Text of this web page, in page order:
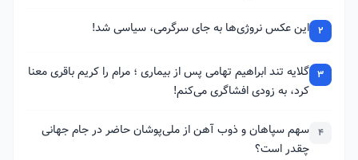
2 این عکس نروژی‌ها به جای سرگرمی، سیاسی شد!
3 گلایه تند ابراهیم تهامی پس از بیماری ؛ مرام را کریم باقری معنا
کرد، به زودی افشاگری می‌کنم!
4 سهم سپاهان و ذوب آهن از ملی‌پوشان حاضر در جام جهانی
چقدر است؟